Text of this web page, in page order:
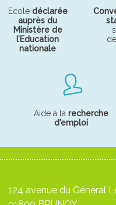
Ecole déclarée
auprès du
Ministère de
l’Education
nationale
Aide à la recherche
d'emploi
124 avenue du Géneral